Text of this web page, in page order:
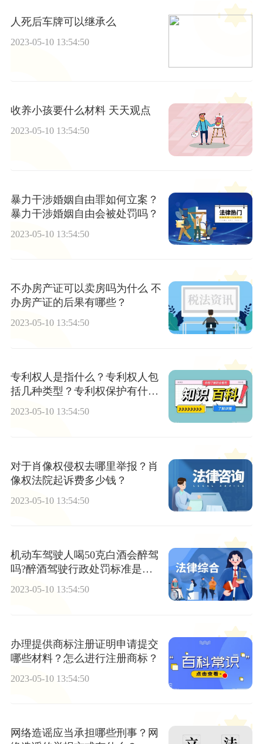
人死后车牌可以继承么
2023-05-10 13:54:50
收养小孩要什么材料 天天观点
2023-05-10 13:54:50
暴力干涉婚姻自由罪如何立案？
暴力干涉婚姻自由会被处罚吗？
2023-05-10 13:54:50
不办房产证可以卖房吗为什么 不
办房产证的后果有哪些？
2023-05-10 13:54:50
专利权人是指什么？专利权人包
括几种类型？专利权保护有什么
作用？
2023-05-10 13:54:50
对于肖像权侵权去哪里举报？肖
像权法院起诉费多少钱？
2023-05-10 13:54:50
机动车驾驶人喝50克白酒会醉驾
吗?醉酒驾驶行政处罚标准是什
么?
2023-05-10 13:54:50
办理提供商标注册证明申请提交
哪些材料？怎么进行注册商标？
2023-05-10 13:54:50
网络造谣应当承担哪些刑事？网